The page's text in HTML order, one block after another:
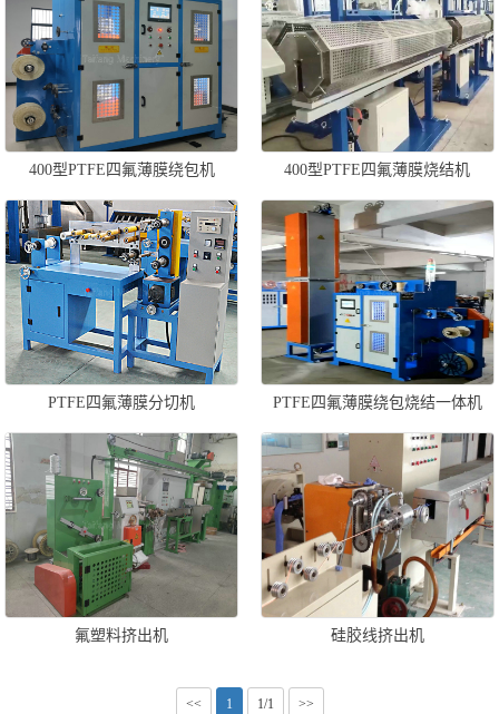
400型PTFE四氟薄膜绕包机 400型PTFE四氟薄膜烧结机
PTFE四氟薄膜分切机 PTFE四氟薄膜绕包烧结一体机
氟塑料挤出机 硅胶线挤出机
<< 1 1/1 >>